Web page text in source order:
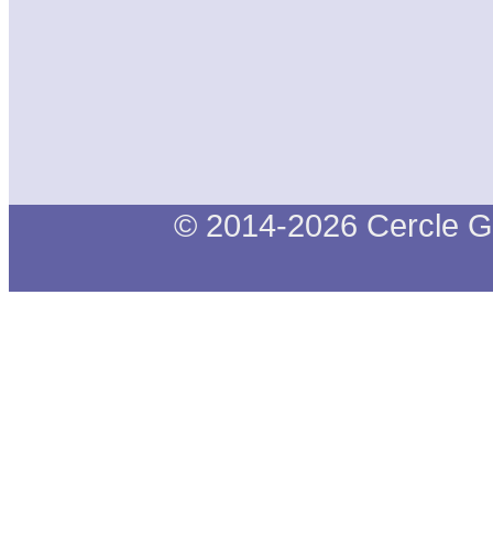
© 2014-2026 Cercle